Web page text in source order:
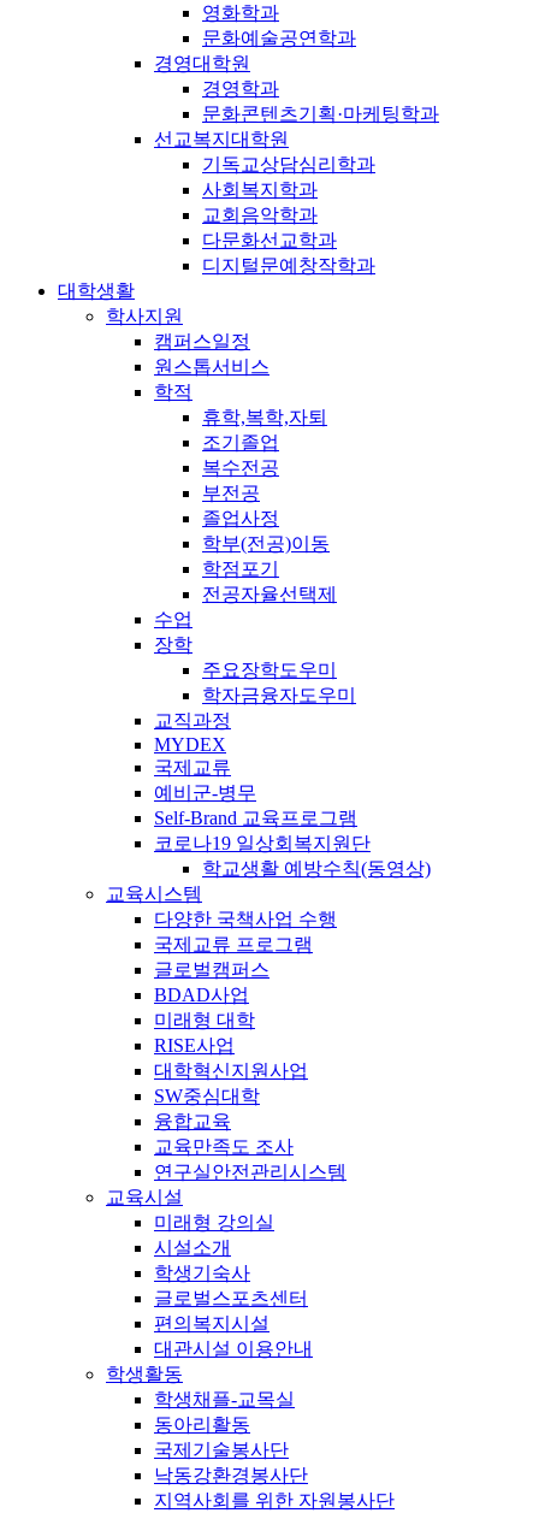
영화학과
문화예술공연학과
경영대학원
경영학과
문화콘텐츠기획·마케팅학과
선교복지대학원
기독교상담심리학과
사회복지학과
교회음악학과
다문화선교학과
디지털문예창작학과
대학생활
학사지원
캠퍼스일정
원스톱서비스
학적
휴학,복학,자퇴
조기졸업
복수전공
부전공
졸업사정
학부(전공)이동
학점포기
전공자율선택제
수업
장학
주요장학도우미
학자금융자도우미
교직과정
MYDEX
국제교류
예비군-병무
Self-Brand 교육프로그램
코로나19 일상회복지원단
학교생활 예방수칙(동영상)
교육시스템
다양한 국책사업 수행
국제교류 프로그램
글로벌캠퍼스
BDAD사업
미래형 대학
RISE사업
대학혁신지원사업
SW중심대학
융합교육
교육만족도 조사
연구실안전관리시스템
교육시설
미래형 강의실
시설소개
학생기숙사
글로벌스포츠센터
편의복지시설
대관시설 이용안내
학생활동
학생채플-교목실
동아리활동
국제기술봉사단
낙동강환경봉사단
지역사회를 위한 자원봉사단